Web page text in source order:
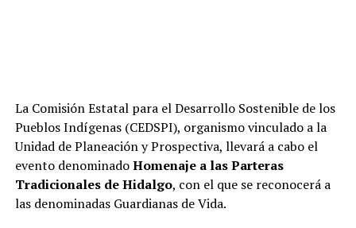
La Comisión Estatal para el Desarrollo Sostenible de los
Pueblos Indígenas (CEDSPI), organismo vinculado a la
Unidad de Planeación y Prospectiva, llevará a cabo el
evento denominadoHomenaje a las Parteras
Tradicionales de Hidalgo, con el que se reconocerá a
las denominadas Guardianas de Vida.